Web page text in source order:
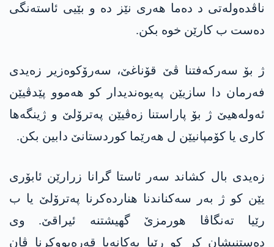
ناڤدەولەتی د دەما ھەری نێز دە و بێیی ئاستەنگی
دەست ب کارێن خوە بکن.
ژ بۆ سەرکەفتنا ڤێ قۆناغێ، سەرۆکوەزیر زەیدی
فەرمان دا سازیێن پەیوەندیدار کو ھەموو پێدڤیێن
ئەولەھیێ ژ بۆ پاراستنا زەڤیێن پەترۆلێ و ژینگەھا
کاری یا کۆمپانیێن ل ھەرێما کوردستانێ دابین بکن.
زەیدی بال کشاند سەر ئاستا گرانا زرارێن ئابۆری
یێن کو ژ بەر سەکناندنا ھناردەکرنا پەترۆلێ یا ب
رێیا تەنگاڤا ھورمزێ گھیشتنە ئیراقێ. وی
دەستنیشان کر کو رێیا یەکانەیا قەرەبووکرنا ڤان